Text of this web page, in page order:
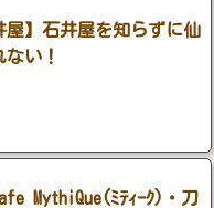
屋】石井屋を知らずに仙
い！
MythiQue(ﾐﾃｨｰｸ)・刀